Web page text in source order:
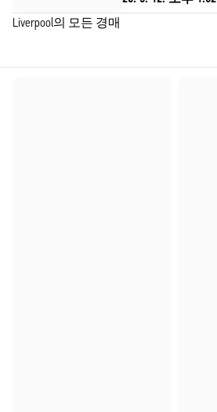
Liverpool의 모든 경매